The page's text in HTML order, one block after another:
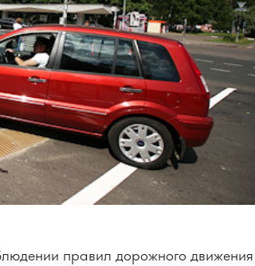
правил дорожного движения